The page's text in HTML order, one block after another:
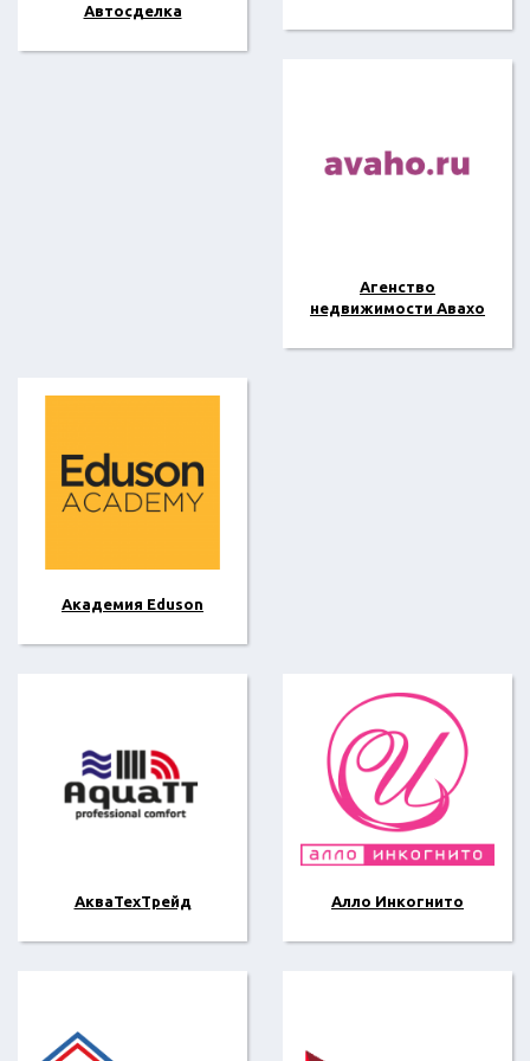
Автосделка
Агенство
недвижимости Авахо
Академия Eduson
АкваТехТрейд Алло Инкогнито